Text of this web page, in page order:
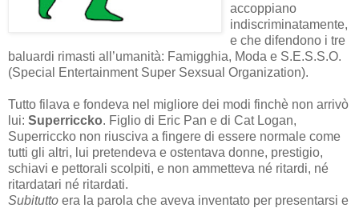
accoppiano
indiscriminatamente,
e che difendono i tre
baluardi rimasti all’umanità: Famigghia, Moda e S.E.S.S.O.
(Special Entertainment Super Sexsual Organization).
Tutto filava e fondeva nel migliore dei modi finchè non arrivò
lui: Superriccko. Figlio di Eric Pan e di Cat Logan,
Superriccko non riusciva a fingere di essere normale come
tutti gli altri, lui pretendeva e ostentava donne, prestigio,
schiavi e pettorali scolpiti, e non ammetteva né ritardi, né
ritardatari né ritardati.
Subitutto era la parola che aveva inventato per presentarsi e